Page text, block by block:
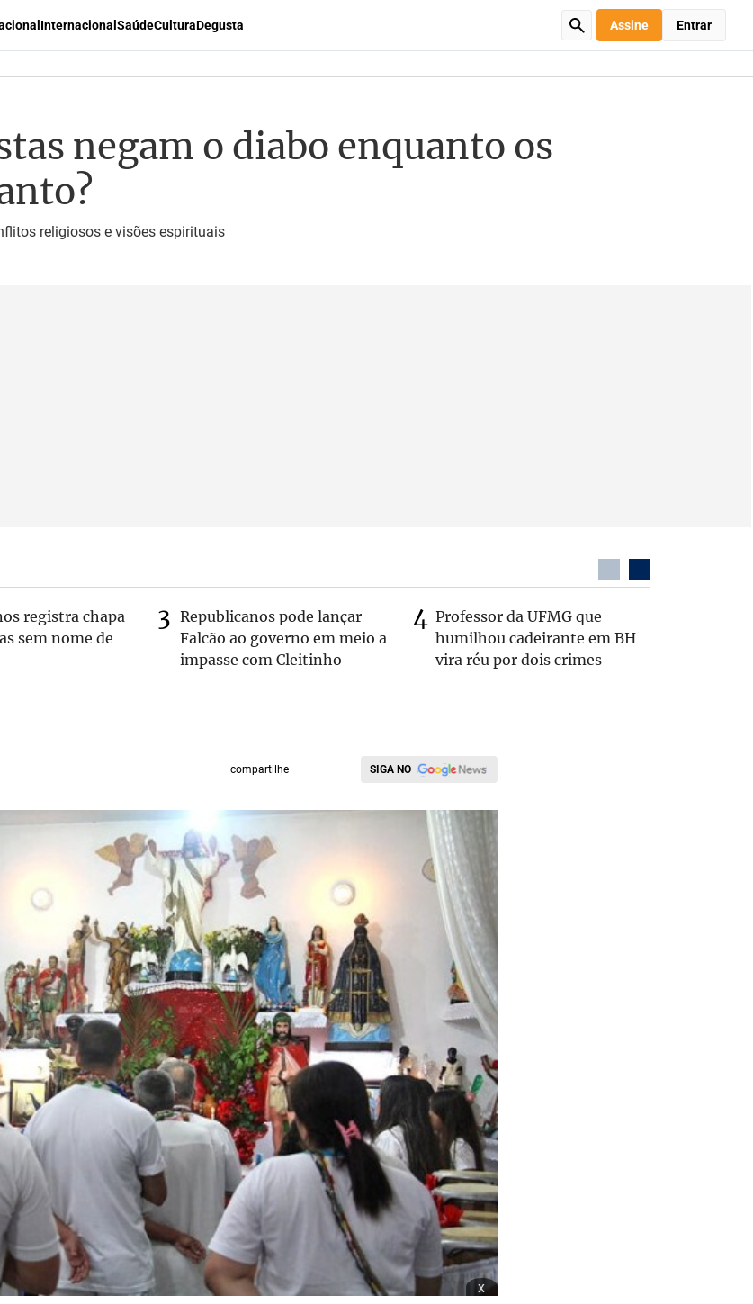
Internacional SaúdeCulturaDegusta Assine Entrar
negam o diabo enquanto os
religiosos e visões espirituais
registra chapa
sem nome de
Republicanos pode lançar
Falcão ao governo em meio a
impasse com Cleitinho
Professor da UFMG que
humilhou cadeirante em BH
vira réu por dois crimes
compartilhe SIGA NO
x